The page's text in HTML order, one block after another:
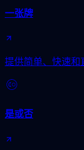
一张牌
提供简单、快速和
是或否